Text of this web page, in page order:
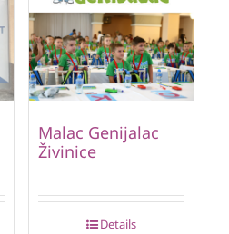
Malac Genijalac
Živinice
Details